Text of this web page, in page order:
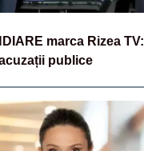
marca Rizea
publice